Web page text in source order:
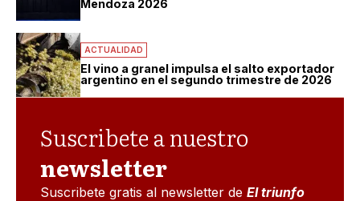
Mendoza 2026
ACTUALIDAD
El vino a granel impulsa el salto exportador
argentino en el segundo trimestre de 2026
Suscribete a nuestro
newsletter
Suscribete gratis al newsletter de El triunfo